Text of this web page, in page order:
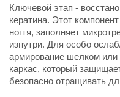
Ключевой этап -
кератина. Этот
ногтя, заполняет
изнутри. Для особо
армирование шелком или
каркас, который
безопасно отращивать